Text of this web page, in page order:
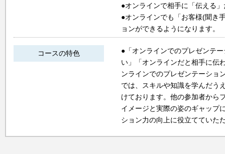
●オンラインで相手に「伝える
●オンラインでも「お客様(聞き
ョンができるようになります。
コースの特色
●「オンラインでのプレゼンテ
い」「オンラインだと相手に伝
ンラインでのプレゼンテーショ
では、スキルや知識を学んだう
けております。他の参加者から
イメージと実際の姿のギャップ
ション力の向上に役立てていた